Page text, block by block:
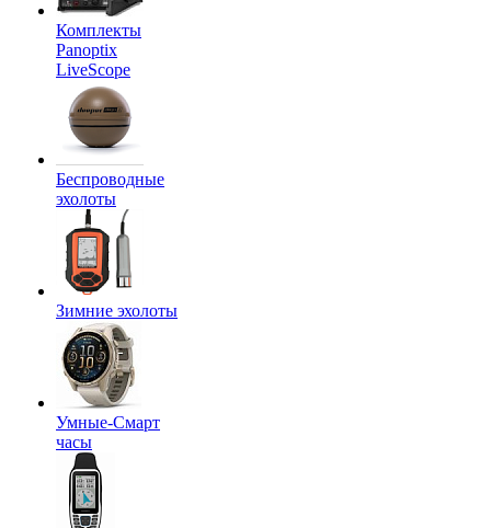
Комплекты
Panoptix
LiveScope
Беспроводные
эхолоты
Зимние эхолоты
Умные-Смарт
часы